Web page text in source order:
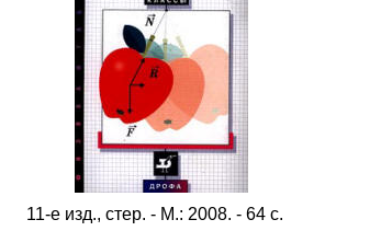
11-е изд., стер. - М.: 2008. - 64 с.